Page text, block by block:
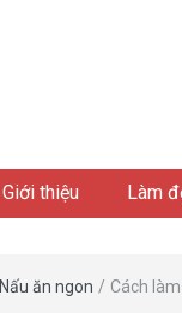
Giới thiệu Làm
Nấu ăn ngon / Cách